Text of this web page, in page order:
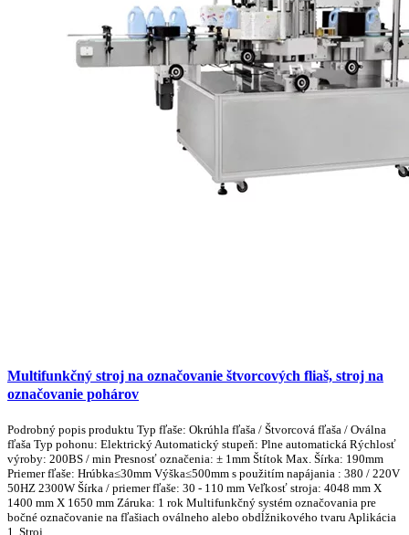
Multifunkčný stroj na označovanie štvorcových fliaš, stroj na
označovanie pohárov
Podrobný popis produktu Typ fľaše: Okrúhla fľaša / Štvorcová fľaša / Oválna
fľaša Typ pohonu: Elektrický Automatický stupeň: Plne automatická Rýchlosť
výroby: 200BS / min Presnosť označenia: ± 1mm Štítok Max. Šírka: 190mm
Priemer fľaše: Hrúbka≤30mm Výška≤500mm s použitím napájania : 380 / 220V
50HZ 2300W Šírka / priemer fľaše: 30 - 110 mm Veľkosť stroja: 4048 mm X
1400 mm X 1650 mm Záruka: 1 rok Multifunkčný systém označovania pre
bočné označovanie na fľašiach oválneho alebo obdĺžnikového tvaru Aplikácia
1, Stroj ...